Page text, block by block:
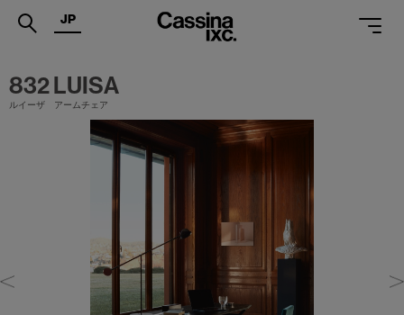
.
PRODUCTS
SERVICES
JP
832 LUISA
ルイーザ アームチェア